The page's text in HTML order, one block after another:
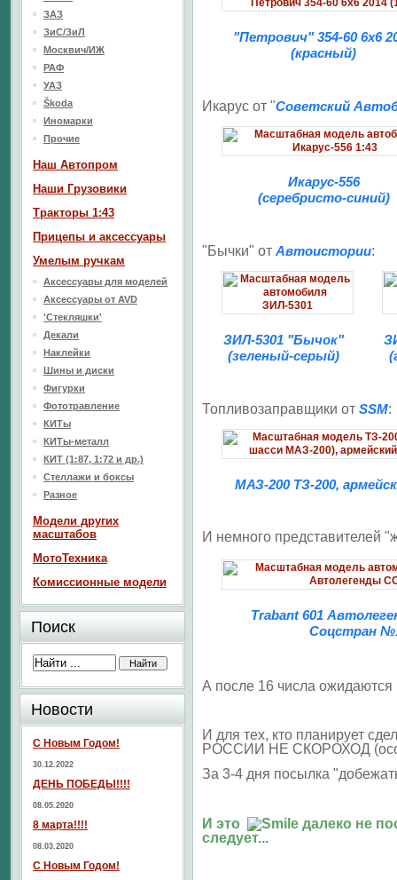
"Петрович" 354-60 6x6
(красный)
Икарус от "Советский
Икарус-556
(серебристо-синий)
"Бычки" от Автоистории:
ЗИЛ-5301 "Бычок"
(зеленый-серый)
Топливозаправщики от SSM:
МАЗ-200 ТЗ-200,
И немного представителей
Trabant 601
Соцстран
А после 16 числа
И для тех, кто планирует
РОССИИ НЕ СКОРОХОД
За 3-4 дня посылка
И это
далеко не
следует...
ЗАЗ
ЗиС/ЗиЛ
Москвич/ИЖ
РАФ
УАЗ
Škoda
Иномарки
Прочие
Наш Aвтопром
Наши Грузовики
Тракторы 1:43
Прицепы и аксессуары
Умелым ручкам
Аксессуары для моделей
Аксессуары от AVD
'Стекляшки'
Декали
Наклейки
Шины и диски
Фигурки
Фототравление
КИТы
КИТы-металл
КИТ (1:87, 1:72 и др.)
Стеллажи и боксы
Разное
Модели других
масштабов
МотоТехника
Комиссионные модели
Поиск
Новости
С Новым Годом!
30.12.2022
ДЕНЬ ПОБЕДЫ!!!!
08.05.2020
8 марта!!!!
08.03.2020
С Новым Годом!